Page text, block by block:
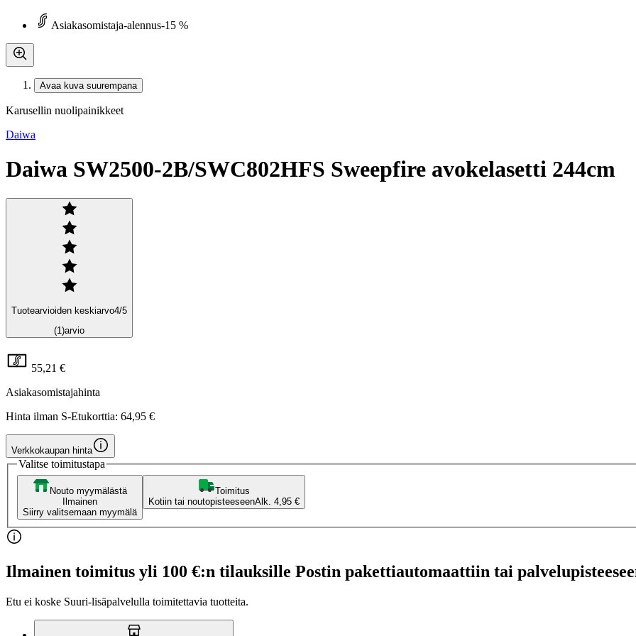
Asiakasomistaja-alennus-15 %
Avaa kuva suurempana
Karusellin nuolipainikkeet
Daiwa
Daiwa SW2500-2B/SWC802HFS Sweepfire avokelasetti 244cm
Tuotearvioiden keskiarvo4/5
(1)arvio
55,21 €
Asiakasomistajahinta
Hinta ilman S-Etukorttia: 64,95 €
Verkkokaupan hinta
Valitse toimitustapa
Nouto myymälästä
Ilmainen
Siirry valitsemaan myymälä
Toimitus
Kotiin tai noutopisteeseenAlk. 4,95 €
Ilmainen toimitus yli 100 €:n tilauksille Postin pakettiautomaattiin tai
Etu ei koske Suuri‑lisäpalvelulla toimitettavia tuotteita.